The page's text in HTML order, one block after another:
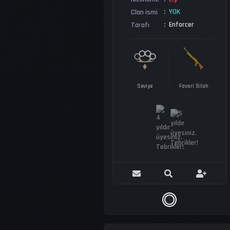
Clan ismi
YOK
Tarafı
Enforcer
Seviye Favori Silah